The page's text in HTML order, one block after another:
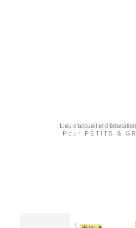
Lieu d'accueil et
Pour PETITS &